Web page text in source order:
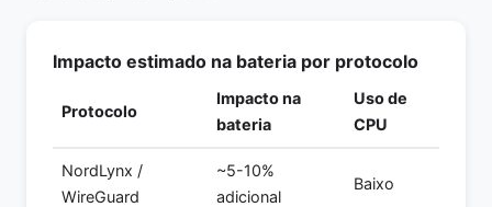
Impacto estimado na bateria por protocolo
Protocolo
Impacto na
bateria
Uso de
CPU
NordLynx /
WireGuard
~5-10%
adicional
Baixo